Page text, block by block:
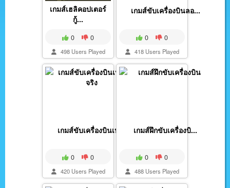
เกมส์เฮลิคอปเตอร์
กู้...
0 0
498 Users Played
เกมส์ขับเครื่องบินลอ...
0 0
418 Users Played
เกมส์ขับเครื่องบินเห...
0 0
420 Users Played
เกมส์ฝึกขับเครื่องบิ...
0 0
488 Users Played